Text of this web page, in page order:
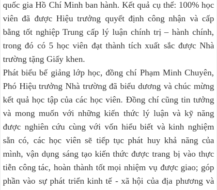
quốc gia Hồ Chí Minh ban hành. Kết quả cụ thể: 100% học
viên đã được Hiệu trưởng quyết định công nhận và cấp
bằng tốt nghiệp Trung cấp lý luận chính trị – hành chính,
trong đó có 5 học viên đạt thành tích xuất sắc được Nhà
trường tặng Giấy khen.
Phát biểu bế giảng lớp học, đồng chí Phạm Minh Chuyên,
Phó Hiệu trưởng Nhà trường đã biểu dương và chúc mừng
kết quả học tập của các học viên. Đồng chí cũng tin tưởng
và mong muốn với những kiến thức lý luận và kỹ năng
được nghiên cứu cùng với vốn hiểu biết và kinh nghiệm
sẵn có, các học viên sẽ tiếp tục phát huy khả năng của
mình, vận dụng sáng tạo kiến thức được trang bị vào thực
tiễn công tác, hoàn thành tốt mọi nhiệm vụ được giao; góp
phần vào sự phát triển kinh tế - xã hội của địa phương và